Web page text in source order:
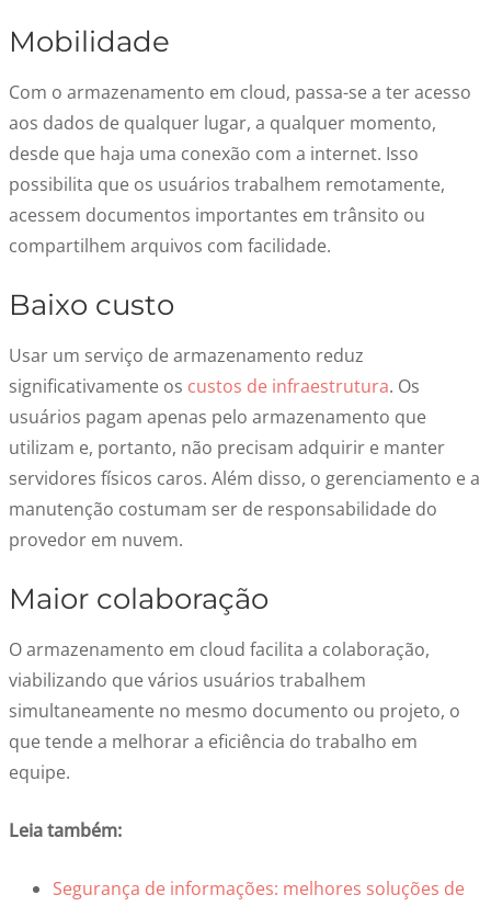
Mobilidade
Com o armazenamento em cloud, passa-se a ter acesso
aos dados de qualquer lugar, a qualquer momento,
desde que haja uma conexão com a internet. Isso
possibilita que os usuários trabalhem remotamente,
acessem documentos importantes em trânsito ou
compartilhem arquivos com facilidade.
Baixo custo
Usar um serviço de armazenamento reduz
significativamente os custos de infraestrutura. Os
usuários pagam apenas pelo armazenamento que
utilizam e, portanto, não precisam adquirir e manter
servidores físicos caros. Além disso, o gerenciamento e a
manutenção costumam ser de responsabilidade do
provedor em nuvem.
Maior colaboração
O armazenamento em cloud facilita a colaboração,
viabilizando que vários usuários trabalhem
simultaneamente no mesmo documento ou projeto, o
que tende a melhorar a eficiência do trabalho em
equipe.
Leia também:
Segurança de informações: melhores soluções de